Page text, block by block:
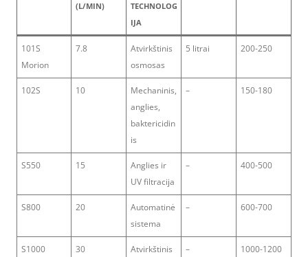
(L/MIN)
TECHNOLOG
IJA
101S
Morion
7.8
Atvirkštinis
osmosas
5 litrai 200-250
102S 10
Mechaninis,
anglies,
baktericidin
is
– 150-180
S550 15
Anglies ir
UV filtracija
– 400-500
S800 20
Automatinė
sistema
– 600-700
S1000 30
Atvirkštinis
– 1000-1200